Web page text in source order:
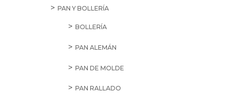
PAN Y BOLLERÍA
BOLLERÍA
PAN ALEMÁN
PAN DE MOLDE
PAN RALLADO